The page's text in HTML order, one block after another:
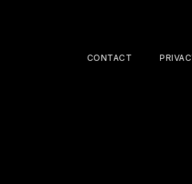
CONTACT